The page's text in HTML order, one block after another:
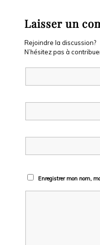
Laisser un
Rejoindre la discussion?
N’hésitez pas à
Enregistrer mon nom,